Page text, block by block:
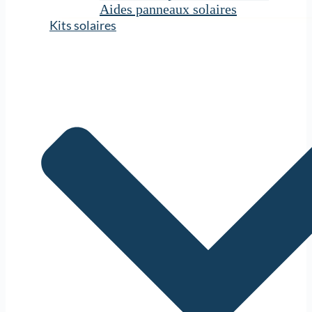
Aides panneaux solaires
Kits solaires